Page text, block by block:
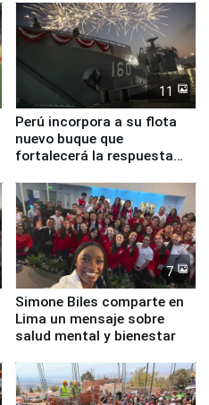
11
Perú incorpora a su flota
nuevo buque que
fortalecerá la respuesta
7
Simone Biles comparte en
Lima un mensaje sobre
salud mental y bienestar